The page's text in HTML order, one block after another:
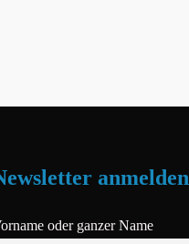
anmelden
oder ganzer Name